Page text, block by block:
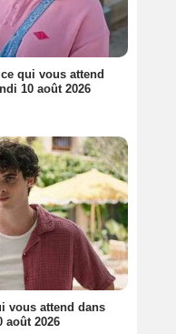
qui vous attend
10 août 2026
vous attend dans
août 2026